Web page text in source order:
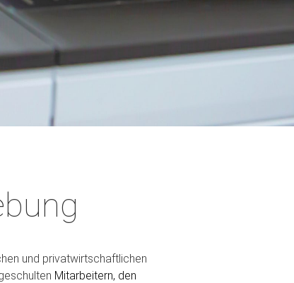
sich auf den Managed
und privatwirtschaftlichen
Mitarbeitern, den